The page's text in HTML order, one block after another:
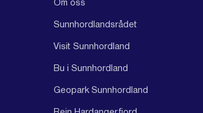
Om oss
Sunnhordlandsrådet
Visit Sunnhordland
Bu i Sunnhordland
Geopark Sunnhordland